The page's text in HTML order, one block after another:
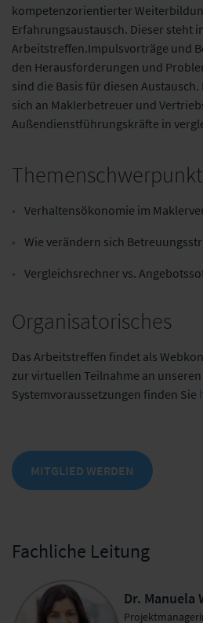
kompetenzorientierter
Erfahrungsaustausch. Dieser steht
Arbeitstreffen.Impulsvorträge und
den Herausforderungen und
sind die Basis für diesen
sich an Maklerbetreuer und
Außendienstführungskräfte in
Verhaltensökonomie im
Wie verändern sich
Vergleichsrechner vs.
Organisatorisches
Das Arbeitstreffen findet als
zur virtuellen Teilnahme an
Systemvoraussetzungen finden Sie
MITGLIED WERDEN
Fachliche Leitung
Dr. Manuela